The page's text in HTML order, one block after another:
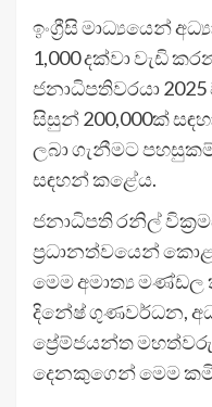
ඉංග්‍රීසි මාධ්‍යයෙන්
1,000 දක්වා වැඩි
ජනාධිපතිවරයා
සිසුන් 200,000ක්
ලබා ගැනීමට
සඳහන් කළේය.
ජනාධිපති රනිල්
ප්‍රධානත්වයෙන්
මෙම අමාත්‍ය මණ්ඩල
දිනේෂ් ගුණවර්ධන,
ප්‍රේම්ජයන්ත
දෙනකුගෙන් මෙම